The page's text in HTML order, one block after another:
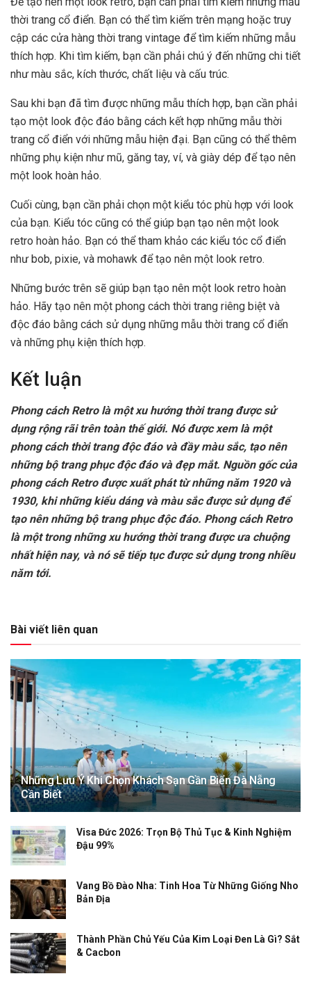
thời trang cổ điển. Bạn có thể tìm kiếm trên mạng hoặc truy
cập các cửa hàng thời trang vintage để tìm kiếm những mẫu
thích hợp. Khi tìm kiếm, bạn cần phải chú ý đến những chi tiết
như màu sắc, kích thước, chất liệu và cấu trúc.
Sau khi bạn đã tìm được những mẫu thích hợp, bạn cần phải
tạo một look độc đáo bằng cách kết hợp những mẫu thời
trang cổ điển với những mẫu hiện đại. Bạn cũng có thể thêm
những phụ kiện như mũ, găng tay, ví, và giày dép để tạo nên
một look hoàn hảo.
Cuối cùng, bạn cần phải chọn một kiểu tóc phù hợp với look
của bạn. Kiểu tóc cũng có thể giúp bạn tạo nên một look
retro hoàn hảo. Bạn có thể tham khảo các kiểu tóc cổ điển
như bob, pixie, và mohawk để tạo nên một look retro.
Những bước trên sẽ giúp bạn tạo nên một look retro hoàn
hảo. Hãy tạo nên một phong cách thời trang riêng biệt và
độc đáo bằng cách sử dụng những mẫu thời trang cổ điển
và những phụ kiện thích hợp.
Kết luận
Phong cách Retro là một xu hướng thời trang được sử
dụng rộng rãi trên toàn thế giới. Nó được xem là một
phong cách thời trang độc đáo và đầy màu sắc, tạo nên
những bộ trang phục độc đáo và đẹp mắt. Nguồn gốc của
phong cách Retro được xuất phát từ những năm 1920 và
1930, khi những kiểu dáng và màu sắc được sử dụng để
tạo nên những bộ trang phục độc đáo. Phong cách Retro
là một trong những xu hướng thời trang được ưa chuộng
nhất hiện nay, và nó sẽ tiếp tục được sử dụng trong nhiều
năm tới.
Bài viết liên quan
Những Lưu Ý Khi Chọn Khách Sạn Gần Biển Đà Nẵng
Cần Biết
Visa Đức 2026: Trọn Bộ Thủ Tục & Kinh Nghiệm
Đậu 99%
Vang Bồ Đào Nha: Tinh Hoa Từ Những Giống Nho
Bản Địa
Thành Phần Chủ Yếu Của Kim Loại Đen Là Gì? Sắt
& Cacbon